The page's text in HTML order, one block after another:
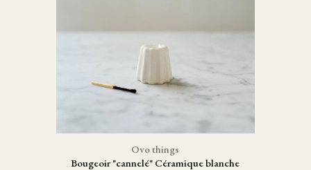
Ovo things
Bougeoir "cannelé" Céramique blanche